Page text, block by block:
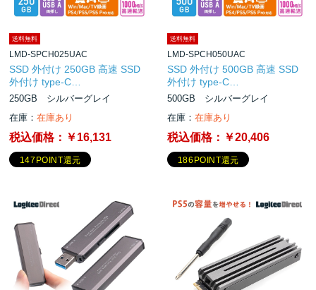
送料無料
LMD-SPCH025UAC
SSD 外付け 250GB 高速 SSD
外付け type-C…
250GB シルバーグレイ
在庫：在庫あり
税込価格： ￥16,131
147POINT還元
送料無料
LMD-SPCH050UAC
SSD 外付け 500GB 高速 SSD
外付け type-C…
500GB シルバーグレイ
在庫：在庫あり
税込価格： ￥20,406
186POINT還元